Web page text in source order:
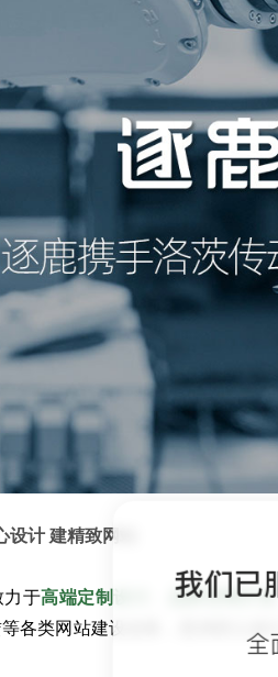
计 建精致网站
力于高端定制设计 品牌官网开发
各类网站建设业务，坚持匠心
我们已
全